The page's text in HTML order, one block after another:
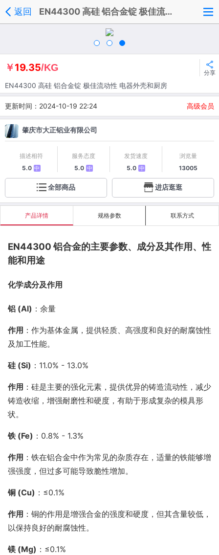
返回 EN44300 高硅 铝合金锭 极佳流动性 电器外壳和厨房
￥19.35/KG 分享
EN44300 高硅 铝合金锭 极佳流动性 电器外壳和厨房
更新时间：2024-10-19 22:24 高级会员
肇庆市大正铝业有限公司
描述相符
5.0 中
服务态度
5.0 中
发货速度
5.0 中
浏览量
13005
全部商品 进店逛逛
产品详情 规格参数 联系方式
EN44300 铝合金的主要参数、成分及其作用、性
能和用途
化学成分及作用
铝 (Al) ：余量
作用 ：作为基体金属，提供轻质、高强度和良好的耐腐蚀性
及加工性能。
硅 (Si) ：11.0% - 13.0%
作用 ：硅是主要的强化元素，提供优异的铸造流动性，减少
铸造收缩，增强耐磨性和硬度，有助于形成复杂的模具形
状。
铁 (Fe) ：0.8% - 1.3%
作用 ：铁在铝合金中作为常见的杂质存在，适量的铁能够增
强强度，但过多可能导致脆性增加。
铜 (Cu) ：≤0.1%
作用 ：铜的作用是增强合金的强度和硬度，但其含量较低，
以保持良好的耐腐蚀性。
镁 (Mg) ：≤0.1%